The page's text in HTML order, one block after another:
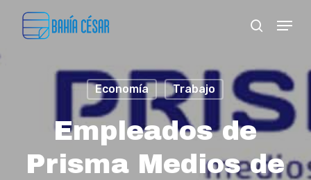
main
search
Menu
Economía Trabajo
Empleados de
Prisma Medios de
Menu